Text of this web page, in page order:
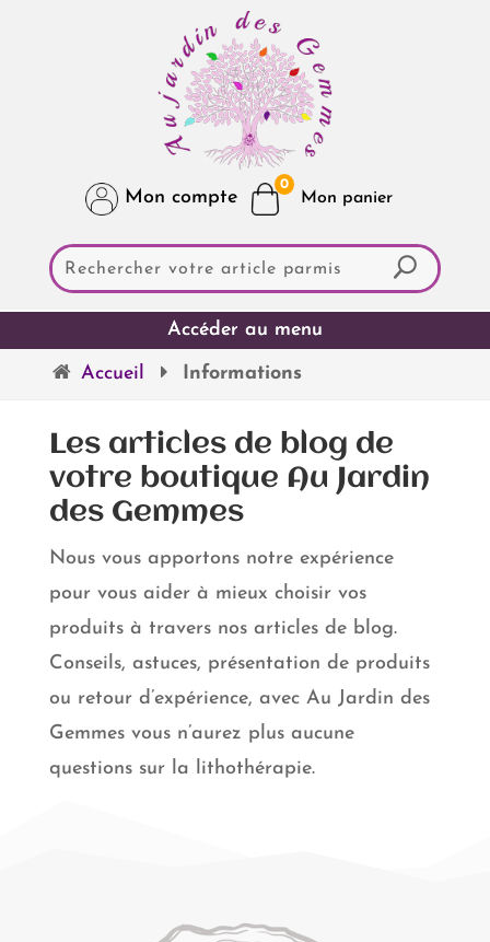
Mon compte
0
Accueil Informations
Les articles de blog de
votre boutique Au Jardin
des Gemmes
Nous vous apportons notre expérience
pour vous aider à mieux choisir vos
produits à travers nos articles de blog.
Conseils, astuces, présentation de produits
ou retour d’expérience, avec Au Jardin des
Gemmes vous n’aurez plus aucune
questions sur la lithothérapie.